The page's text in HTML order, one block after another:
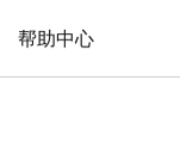
帮助中心